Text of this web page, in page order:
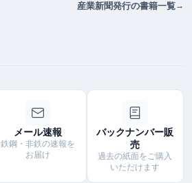
産業新聞発行の書籍一覧
メール速報
鉄鋼・非鉄の速報を
お届け
バックナンバー販
売
過去の紙面をご購入
いただけます